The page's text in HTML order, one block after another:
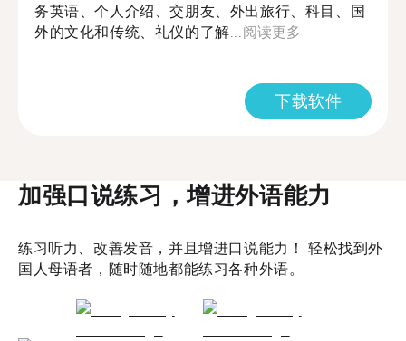
务英语、个人介绍、交朋友、外出旅行、科目、国
外的文化和传统、礼仪的了解... 阅读更多
下载软件
加强口说练习，增进外语能力
练习听力、改善发音，并且增进口说能力！ 轻松找到外
国人母语者，随时随地都能练习各种外语。